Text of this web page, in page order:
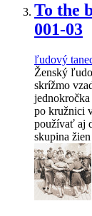
To the
001-03
ľudový
Ženský
skrížmo
po kružnici
používať aj
skupina